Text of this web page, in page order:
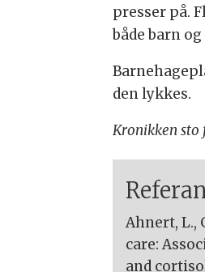
presser på.
både barn
den lykkes.
Kronikken
Ahnert, L.,
care:
and